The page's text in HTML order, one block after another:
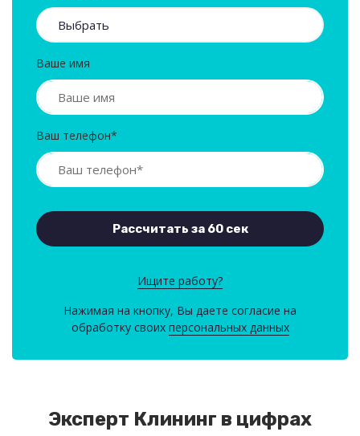
Ваше имя
Ваш телефон*
Ищите работу?
Нажимая на кнопку, Вы даете согласие на
обработку своих персональных данных
Эксперт Клининг в цифрах